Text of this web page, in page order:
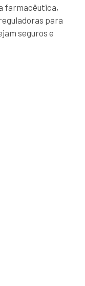
farmacêutica,
para
seguros e